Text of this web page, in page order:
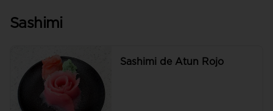
Sashimi
Sashimi de Atun Rojo